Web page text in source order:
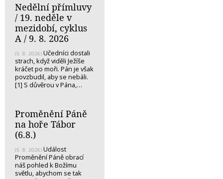
Nedělní přímluvy
/ 19. neděle v
mezidobí, cyklus
A / 9. 8. 2026
(5. 8. 2026) Učedníci dostali
strach, když viděli Ježíše
kráčet po moři. Pán je však
povzbudil, aby se nebáli.
[1] S důvěrou v Pána,…
Proměnění Páně
na hoře Tábor
(6.8.)
(5. 8. 2026) Událost
Proměnění Páně obrací
náš pohled k Božímu
světlu, abychom se tak